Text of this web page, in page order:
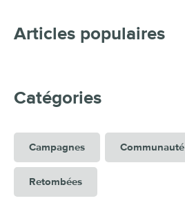
Articles populaires
Catégories
Campagnes Communauté
Retombées